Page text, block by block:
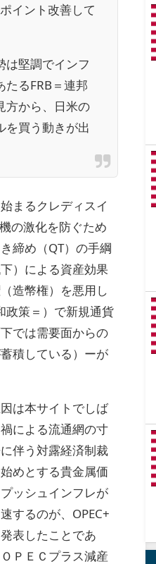
イント改善して
は堅調でインフ
たるFRB＝連邦
方から、日米の
を買う動きが出
まるクレディスイ
の激化を防ぐため
締め（QT）の手綱
）による資産効果
造幣権）を悪用し
策＝）で新規通貨
では需要面からの
積している）ーが
は本サイトでしば
による流通網の寸
伴う対露経済制裁
めとする貴金属価
ッシュインフレが
するのが、OPEC+
表したことであ
ＰＥＣプラス減産